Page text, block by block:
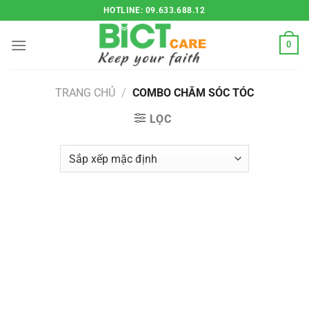
qua
nội
HOTLINE: 09.633.688.12
0
TRANG CHỦ / COMBO CHĂM SÓC TÓC
LỌC